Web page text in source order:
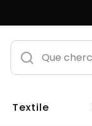
Textile